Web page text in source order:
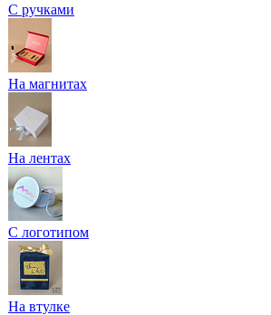
С ручками
На магнитах
На лентах
С логотипом
На втулке